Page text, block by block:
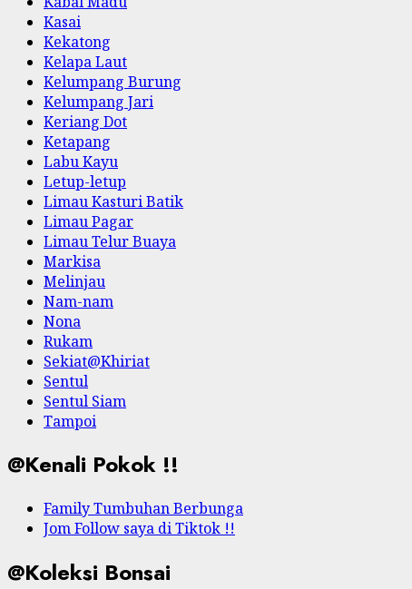
Kasai
Kekatong
Kelapa Laut
Kelumpang Burung
Kelumpang Jari
Keriang Dot
Ketapang
Labu Kayu
Letup-letup
Limau Kasturi Batik
Limau Pagar
Limau Telur Buaya
Markisa
Melinjau
Nam-nam
Nona
Rukam
Sekiat@Khiriat
Sentul
Sentul Siam
Tampoi
@Kenali Pokok !!
Family Tumbuhan Berbunga
Jom Follow saya di Tiktok !!
@Koleksi Bonsai